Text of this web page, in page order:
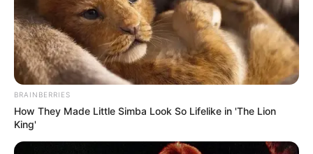
BRAINBERRIES
How They Made Little Simba Look So Lifelike in 'The Lion
King'